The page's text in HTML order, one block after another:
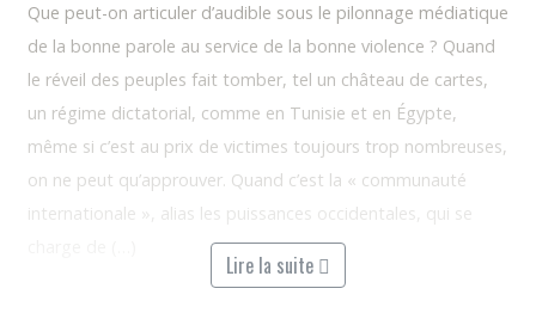
Que peut-on articuler d’audible sous le pilonnage médiatique
de la bonne parole au service de la bonne violence ? Quand
le réveil des peuples fait tomber, tel un château de cartes,
un régime dictatorial, comme en Tunisie et en Égypte,
même si c’est au prix de victimes toujours trop nombreuses,
on ne peut qu’approuver. Quand c’est la « communauté
internationale », alias les puissances occidentales, qui se
Lire la suite